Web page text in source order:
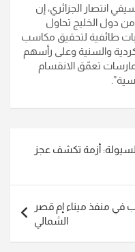
انتصار الجزائري، إن
دول الخليج تحاول
طائفية لتحقيق مكاسب
والسنية وعلى رأسهم
تعمّق الانقسام
أزمة تكشف عجز
في منفذ ميناء إم قصر
الشمالي